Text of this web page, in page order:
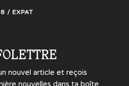
/ EXPAT
nouvel article et reçois
nouvelles dans ta boîte